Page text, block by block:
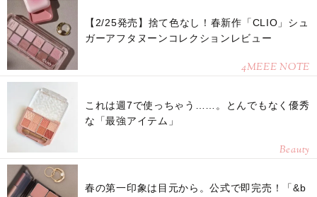
【2/25発売】捨て色なし！春新作「CLIO」シュ
ガーアフタヌーンコレクションレビュー
4MEEE NOTE
これは週7で使っちゃう……。とんでもなく優秀
な「最強アイテム」
Beauty
春の第一印象は目元から。公式で即完売！「&b